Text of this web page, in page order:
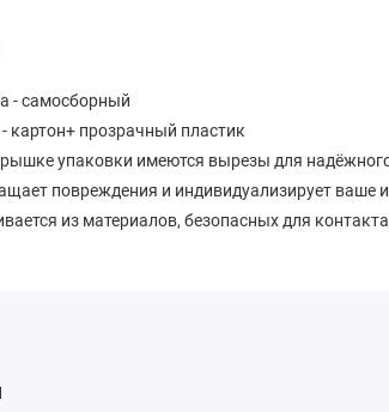
- самосборный
картон+ прозрачный пластик
упаковки имеются вырезы для
повреждения и индивидуализирует ваше
из материалов, безопасных для